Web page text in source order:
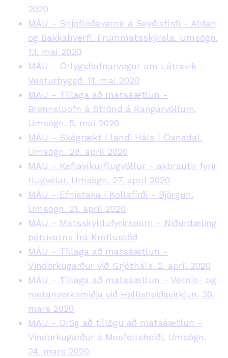
2020
MÁU - Snjóflóðavarnir á Seyðisfirði - Aldan
og Bakkahverfi. Frummatsskýrsla. Umsögn.
13. maí 2020
MÁU - Örlygshafnarvegur um Látravík -
Vesturbyggð. 11. maí 2020
MÁU - Tillaga að matsáætlun -
Brennsluofn á Strönd á Rangárvöllum.
Umsögn. 5. maí 2020
MÁU - Skógrækt í landi Háls í Öxnadal.
Umsögn. 28. apríl 2020
MÁU - Keflavíkurflugvöllur - akbrautir fyrir
flugvélar. Umsögn. 27. apríl 2020
MÁU - Efnistaka í Kollafirði - Björgun.
Umsögn. 21. apríl 2020
MÁU - Matsskyldufyrirspurn - Niðurdæling
þéttivatns frá Kröflustöð
MÁU - Tillaga að matsáætlun -
Vindorkugarður við Grjótháls. 2. apríl 2020
MÁU - Tillaga að matsáætlun - Vetnis- og
metanverksmiðja við Hellisheiðavirkjun. 30.
mars 2020
MÁU - Drög að tillögu að matsáætlun -
Vindorkugarður á Mosfellsheiði. Umsögn.
24. mars 2020